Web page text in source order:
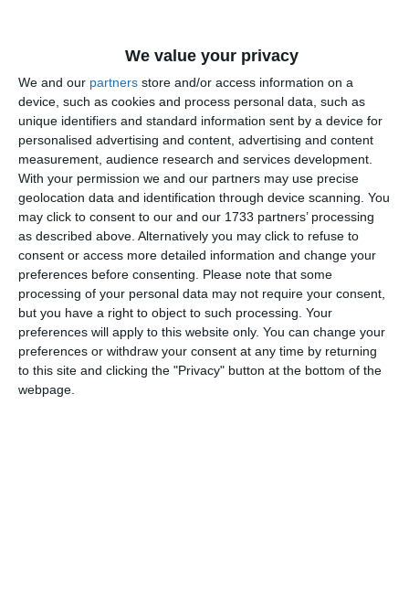
We value your privacy
We and our partners store and/or access information on a
device, such as cookies and process personal data, such as
unique identifiers and standard information sent by a device for
personalised advertising and content, advertising and content
measurement, audience research and services development.
With your permission we and our partners may use precise
geolocation data and identification through device scanning. You
may click to consent to our and our 1733 partners’ processing
as described above. Alternatively you may click to refuse to
consent or access more detailed information and change your
preferences before consenting. Please note that some
processing of your personal data may not require your consent,
but you have a right to object to such processing. Your
preferences will apply to this website only. You can change your
preferences or withdraw your consent at any time by returning
to this site and clicking the "Privacy" button at the bottom of the
webpage.
sunt obținute din surse publice deschise.
Adaugă-ne ca sursă în Google
Urmărește-ne pe Google News
Urmărește-ne pe Whatsapp
Ti-a placut articolul?